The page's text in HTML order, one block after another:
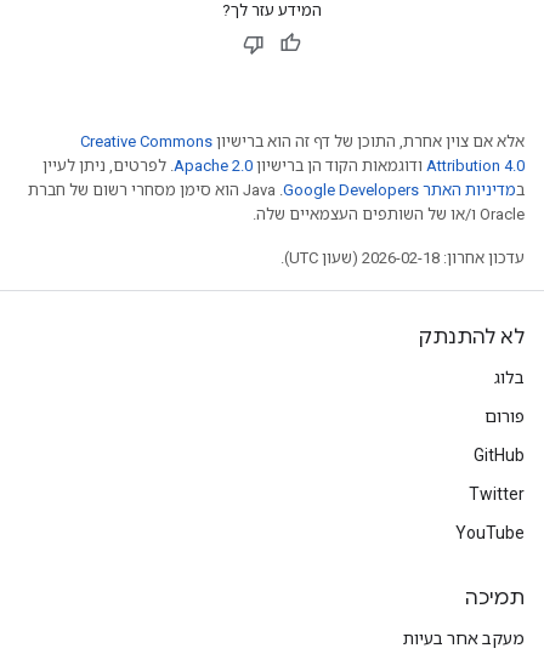
המידע עזר לך?
אלא אם צוין אחרת, התוכן של דף זה הוא ברישיון Creative Commons
Attribution 4.0 ודוגמאות הקוד הן ברישיון Apache 2.0. לפרטים, ניתן לעיין
במדיניות האתר Google Developers‏
.‏ Java הוא סימן מסחרי רשום של חברת
Oracle ו/או של השותפים העצמאיים שלה.
עדכון אחרון: 2026-02-18 (שעון UTC).
לא להתנתק
בלוג
פורום
GitHub
Twitter
YouTube
תמיכה
מעקב אחר בעיות